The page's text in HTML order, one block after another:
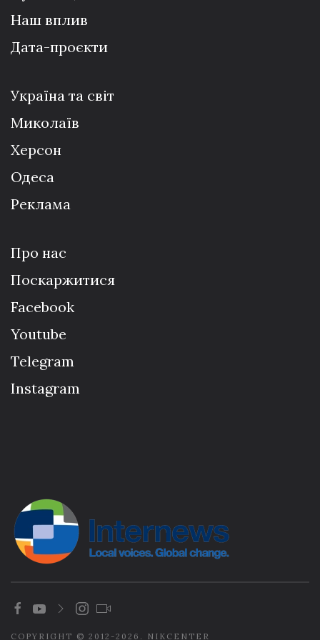
Наш вплив
Дата-проєкти
Україна та світ
Миколаїв
Херсон
Одеса
Реклама
Про нас
Поскаржитися
Facebook
Youtube
Telegram
Instagram
COPYRIGHT © 2012-2026. NIKCENTER